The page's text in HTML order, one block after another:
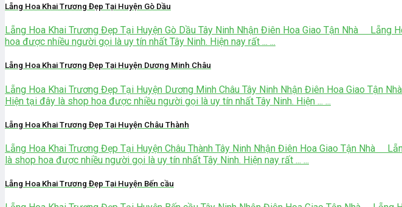
Lẵng Hoa Khai Trương Đẹp Tại Huyện Gò Dầu
Lẵng Hoa Khai Trương Đẹp Tại Huyện Gò Dầu Tây Ninh Nhận Điên Hoa Giao Tận Nhà Lẵng
hoa được nhiều người gọi là uy tín nhất Tây Ninh. Hiện nay rất ... ...
Lẵng Hoa Khai Trương Đẹp Tại Huyện Dương Minh Châu
Lẵng Hoa Khai Trương Đẹp Tại Huyện Dương Minh Châu Tây Ninh Nhận Điên Hoa Giao Tận
Hiện tại đây là shop hoa được nhiều người gọi là uy tín nhất Tây Ninh. Hiện ... ...
Lẵng Hoa Khai Trương Đẹp Tại Huyện Châu Thành
Lẵng Hoa Khai Trương Đẹp Tại Huyện Châu Thành Tây Ninh Nhận Điên Hoa Giao Tận Nhà
là shop hoa được nhiều người gọi là uy tín nhất Tây Ninh. Hiện nay rất ... ...
Lẵng Hoa Khai Trương Đẹp Tại Huyện Bến cầu